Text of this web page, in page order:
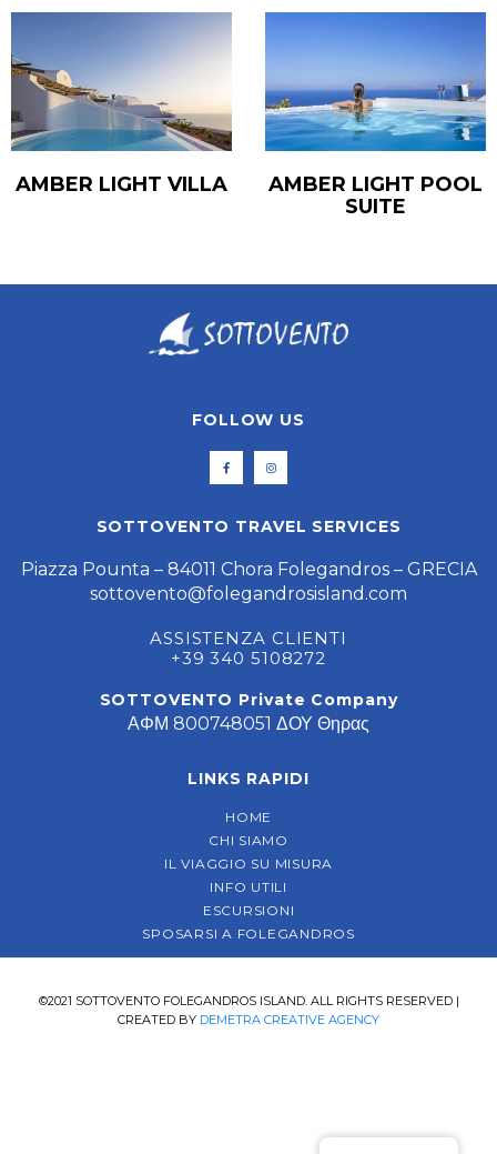
AMBER LIGHT VILLA
AMBER LIGHT POOL
SUITE
FOLLOW US
SOTTOVENTO TRAVEL SERVICES
Piazza Pounta – 84011 Chora Folegandros – GRECIA
sottovento@folegandrosisland.com
ASSISTENZA CLIENTI
+39 340 5108272
SOTTOVENTO Private Company
ΑΦΜ 800748051 ΔΟΥ Θηρας
LINKS RAPIDI
HOME
CHI SIAMO
IL VIAGGIO SU MISURA
INFO UTILI
ESCURSIONI
SPOSARSI A FOLEGANDROS
©2021 SOTTOVENTO FOLEGANDROS ISLAND. ALL RIGHTS RESERVED |
CREATED BY DEMETRA CREATIVE AGENCY